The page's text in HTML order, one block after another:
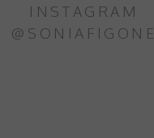
INSTAGRAM
@SONIAFIGONE